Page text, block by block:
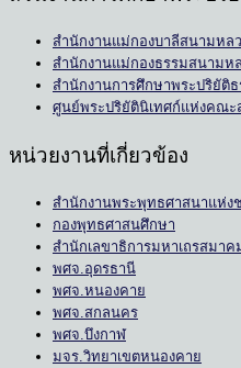
สำนักงานแม่กองบาลีสนามหล
สำนักงานแม่กองธรรมสนามห
สำนักงานการศึกษาพระปริยัติ
ศูนย์พระปริยัตินิเทศก์แห่งคณะ
หน่วยงานที่เกี่ยวข้อง
สำนักงานพระพุทธศาสนาแห่ง
กองพุทธศาสนศึกษา
สำนักเลขาธิการมหาเถรสมาค
พศจ.อุดรธานี
พศจ.หนองคาย
พศจ.สกลนคร
พศจ.บึงกาฬ
มจร.วิทยาเขตหนองคาย